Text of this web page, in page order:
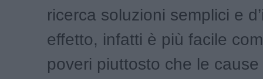
ricerca soluzioni semplici e
effetto, infatti è più facile
poveri piuttosto che le